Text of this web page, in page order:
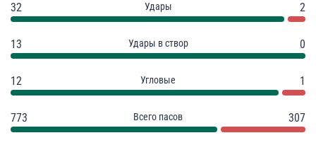
32 Удары 2
13 Удары в створ 0
12 Угловые 1
773 Всего пасов 307